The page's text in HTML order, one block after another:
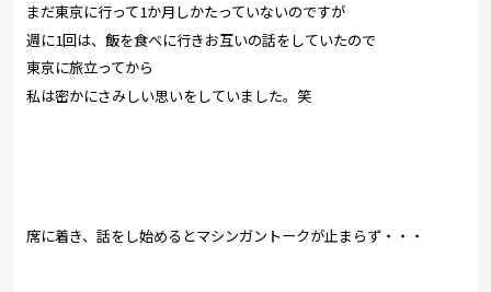
まだ東京に行って1か月しかたっていないのですが
週に1回は、飯を食べに行きお互いの話をしていたので
東京に旅立ってから
私は密かにさみしい思いをしていました。笑
席に着き、話をし始めるとマシンガントークが止まらず・・・